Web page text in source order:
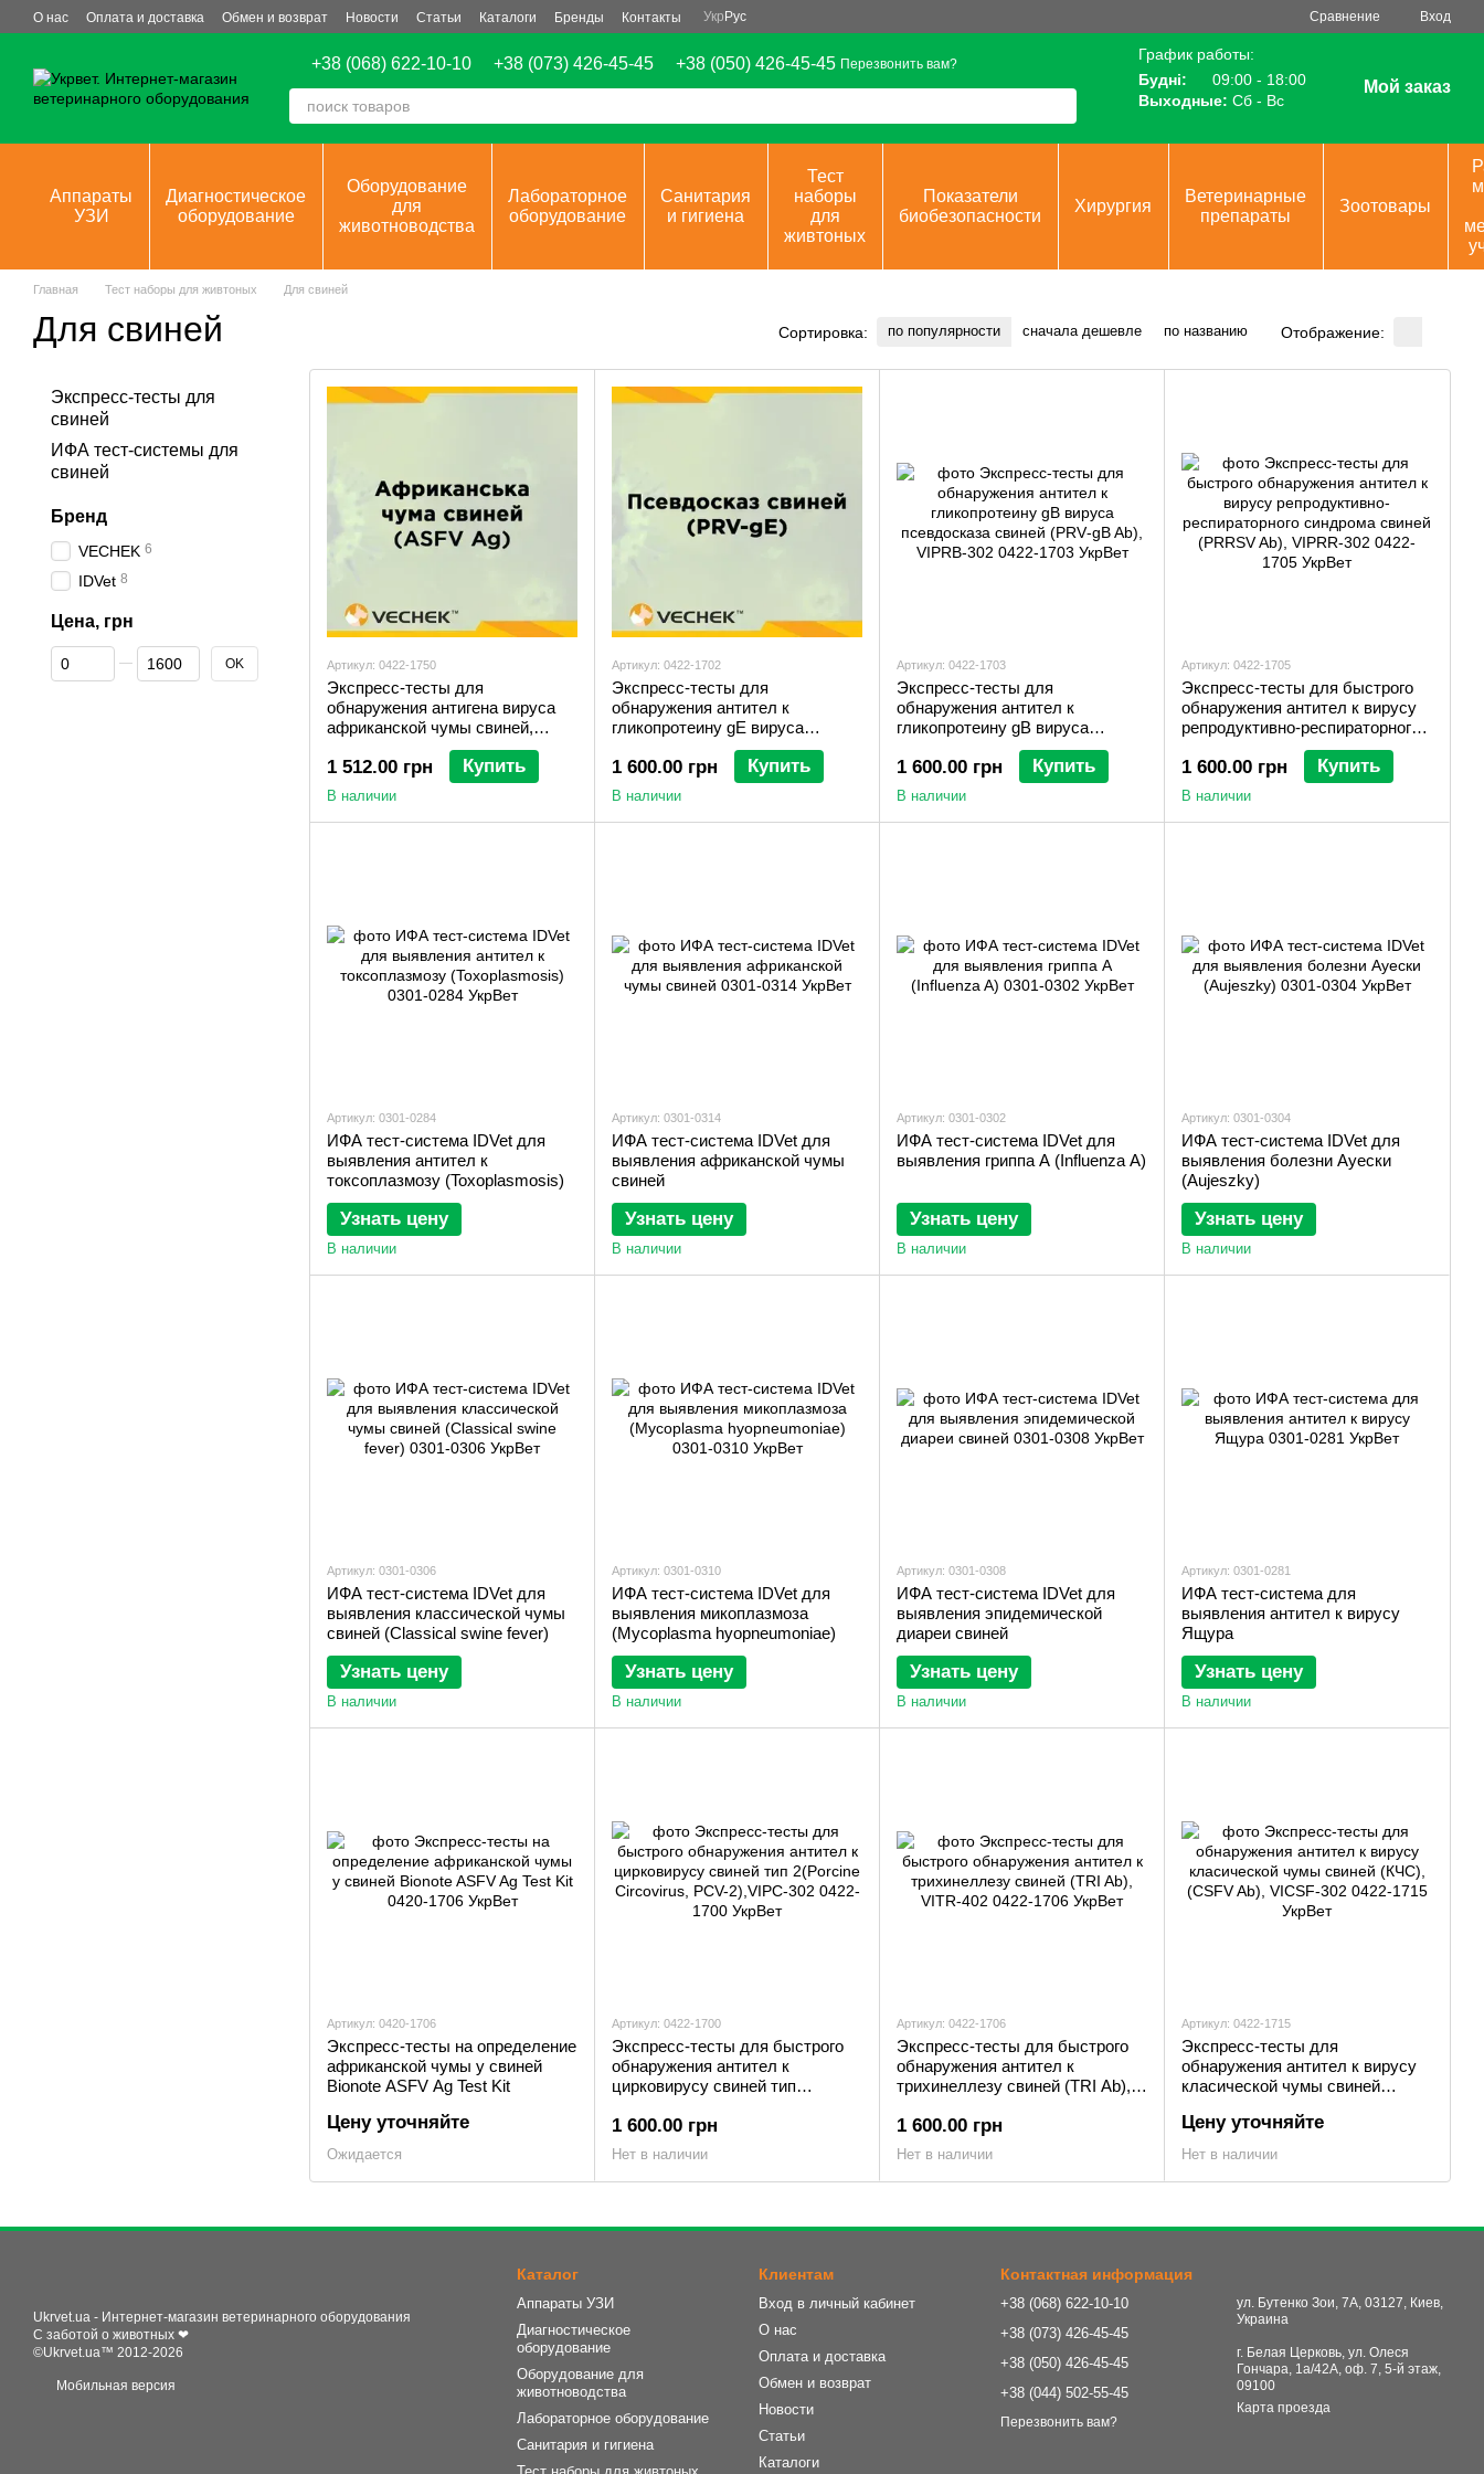
Перейти к основному контенту
О нас Оплата и доставка Обмен и возврат Новости Статьи Каталоги Бренды Контакты Укр Рус Сравнение Вход
+38 (068) 622-10-10 +38 (073) 426-45-45 +38 (050) 426-45-45 Перезвонить вам?
График работы:
Будні:
09:00 - 18:00
Выходные: Сб - Вс
Мой заказ
Аппараты
УЗИ
Диагностическое
оборудование
Оборудование
для
животноводства
Лабораторное
оборудование
Санитария
и гигиена
Тест
наборы
для
живтоных
Показатели
биобезопасности
Хирургия
Ветеринарные
препараты
Зоотовары
Главная Тест наборы для живтоных Для свиней
Для свиней Сортировка: по популярности сначала дешевле по названию Отображение:
Артикул: 0422-1750
Экспресс-тесты для
обнаружения антигена вируса
африканской чумы свиней,
ASFV Ag, VIASFG-402
1 512.00 грн Купить
В наличии
Артикул: 0422-1702
Экспресс-тесты для
обнаружения антител к
гликопротеину gE вируса
псевдосказа свиней (PRV‐gE
Ab), VIPRE‐302
1 600.00 грн Купить
В наличии
Артикул: 0422-1703
Экспресс-тесты для
обнаружения антител к
гликопротеину gB вируса
псевдосказа свиней (PRV‐gB
Ab), VIPRB‐302
1 600.00 грн Купить
В наличии
Артикул: 0422-1705
Экспресс-тесты для быстрого
обнаружения антител к вирусу
репродуктивно-респираторного
синдрома свиней (PRRSV Ab),
VIPRR‐302
1 600.00 грн Купить
В наличии
Артикул: 0301-0284
ИФА тест-система IDVet для
выявления антител к
токсоплазмозу (Toxoplasmosis)
Узнать цену
В наличии
Артикул: 0301-0314
ИФА тест-система IDVet для
выявления африканской чумы
свиней
Узнать цену
В наличии
Артикул: 0301-0302
ИФА тест-система IDVet для
выявления гриппа А (Influenza A)
Узнать цену
В наличии
Артикул: 0301-0304
ИФА тест-система IDVet для
выявления болезни Ауески
(Aujeszky)
Узнать цену
В наличии
Артикул: 0301-0306
ИФА тест-система IDVet для
выявления классической чумы
свиней (Classical swine fever)
Узнать цену
В наличии
Артикул: 0301-0310
ИФА тест-система IDVet для
выявления микоплазмоза
(Mycoplasma hyopneumoniae)
Узнать цену
В наличии
Артикул: 0301-0308
ИФА тест-система IDVet для
выявления эпидемической
диареи свиней
Узнать цену
В наличии
Артикул: 0301-0281
ИФА тест-система для
выявления антител к вирусу
Ящура
Узнать цену
В наличии
Артикул: 0420-1706
Экспресс-тесты на определение
африканской чумы у свиней
Bionote ASFV Ag Test Kit
Цену уточняйте
Ожидается
Артикул: 0422-1700
Экспресс-тесты для быстрого
обнаружения антител к
цирковирусу свиней тип
2),VIPC‐302
1 600.00 грн
Нет в наличии
Артикул: 0422-1706
Экспресс-тесты для быстрого
обнаружения антител к
трихинеллезу свиней (TRI Ab),
1 600.00 грн
Нет в наличии
Артикул: 0422-1715
Экспресс-тесты для
обнаружения антител к вирусу
класической чумы свиней
Цену уточняйте
Нет в наличии
Экспресс-тесты для
свиней
ИФА тест-системы для
свиней
Бренд
VECHEK 6
IDVet 8
Цена, грн
От Цена, грн
До Цена, грн OK
Ukrvet.ua - Интернет-магазин ветеринарного оборудования
С заботой о животных ❤
©Ukrvet.ua™ 2012-2026
Мобильная версия
Каталог
Аппараты УЗИ
Диагностическое
оборудование
Оборудование для
животноводства
Лабораторное оборудование
Санитария и гигиена
Клиентам
Вход в личный кабинет
О нас
Оплата и доставка
Обмен и возврат
Новости
Статьи
Каталоги
Контактная информация
+38 (068) 622-10-10
+38 (073) 426-45-45
+38 (050) 426-45-45
+38 (044) 502-55-45
Перезвонить вам?
ул. Бутенко Зои, 7А, 03127, Киев,
Украина
г. Белая Церковь, ул. Олеся
Гончара, 1а/42А, оф. 7, 5-й этаж,
09100
Карта проезда